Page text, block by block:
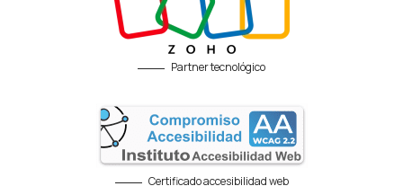
Partner tecnológico
Certificado accesibilidad web